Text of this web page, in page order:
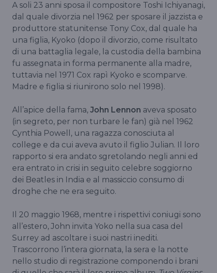
A soli 23 anni sposa il compositore Toshi Ichiyanagi,
dal quale divorzia nel 1962 per sposare il jazzista e
produttore statunitense Tony Cox, dal quale ha
una figlia, Kyoko (dopo il divorzio, come risultato
di una battaglia legale, la custodia della bambina
fu assegnata in forma permanente alla madre,
tuttavia nel 1971 Cox rapì Kyoko e scomparve.
Madre e figlia si riunirono solo nel 1998).
All’apice della fama, John Lennon aveva sposato
(in segreto, per non turbare le fan) già nel 1962
Cynthia Powell, una ragazza conosciuta al
college e da cui aveva avuto il figlio Julian. Il loro
rapporto si era andato sgretolando negli anni ed
era entrato in crisi in seguito celebre soggiorno
dei Beatles in India e al massiccio consumo di
droghe che ne era seguito.
Il 20 maggio 1968, mentre i rispettivi coniugi sono
all’estero, John invita Yoko nella sua casa del
Surrey ad ascoltare i suoi nastri inediti.
Trascorrono l’intera giornata, la sera e la notte
nello studio di registrazione componendo i brani